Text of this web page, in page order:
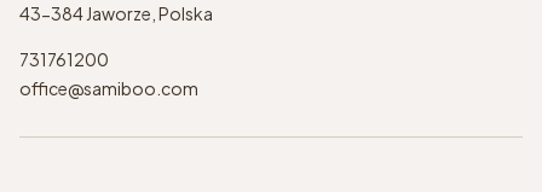
43-384 Jaworze, Polska
731761200
office@samiboo.com